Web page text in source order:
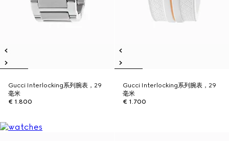
Gucci Interlocking系列腕表，29
毫米
€ 1.800
Gucci Interlocking系列腕表，29
毫米
€ 1.700